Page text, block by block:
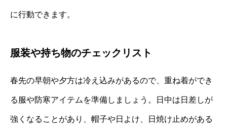
に行動できます。
服装や持ち物のチェックリスト
春先の早朝や夕方は冷え込みがあるので、重ね着ができ
る服や防寒アイテムを準備しましょう。日中は日差しが
強くなることがあり、帽子や日よけ、日焼け止めがある